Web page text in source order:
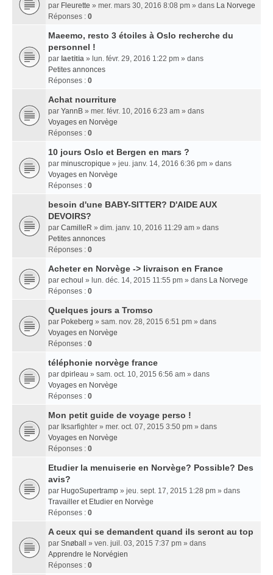
par Fleurette » mer. mars 30, 2016 8:08 pm » dans La Norvege
Réponses : 0
Maeemo, resto 3 étoiles à Oslo recherche du
personnel !
par laetitia » lun. févr. 29, 2016 1:22 pm » dans
Petites annonces
Réponses : 0
Achat nourriture
par YannB » mer. févr. 10, 2016 6:23 am » dans
Voyages en Norvège
Réponses : 0
10 jours Oslo et Bergen en mars ?
par minuscropique » jeu. janv. 14, 2016 6:36 pm » dans
Voyages en Norvège
Réponses : 0
besoin d'une BABY-SITTER? D'AIDE AUX
DEVOIRS?
par CamilleR » dim. janv. 10, 2016 11:29 am » dans
Petites annonces
Réponses : 0
Acheter en Norvège -> livraison en France
par echoul » lun. déc. 14, 2015 11:55 pm » dans La Norvege
Réponses : 0
Quelques jours a Tromso
par Pokeberg » sam. nov. 28, 2015 6:51 pm » dans
Voyages en Norvège
Réponses : 0
téléphonie norvège france
par dpirleau » sam. oct. 10, 2015 6:56 am » dans
Voyages en Norvège
Réponses : 0
Mon petit guide de voyage perso !
par Iksarfighter » mer. oct. 07, 2015 3:50 pm » dans
Voyages en Norvège
Réponses : 0
Etudier la menuiserie en Norvège? Possible? Des
avis?
par HugoSupertramp » jeu. sept. 17, 2015 1:28 pm » dans
Travailler et Etudier en Norvège
Réponses : 0
A ceux qui se demandent quand ils seront au top
par Snøball
» ven. juil. 03, 2015 7:37 pm » dans
Apprendre le Norvégien
Réponses : 0